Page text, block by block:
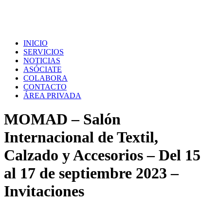
INICIO
SERVICIOS
NOTICIAS
ASÓCIATE
COLABORA
CONTACTO
ÁREA PRIVADA
MOMAD – Salón
Internacional de Textil,
Calzado y Accesorios – Del 15
al 17 de septiembre 2023 –
Invitaciones